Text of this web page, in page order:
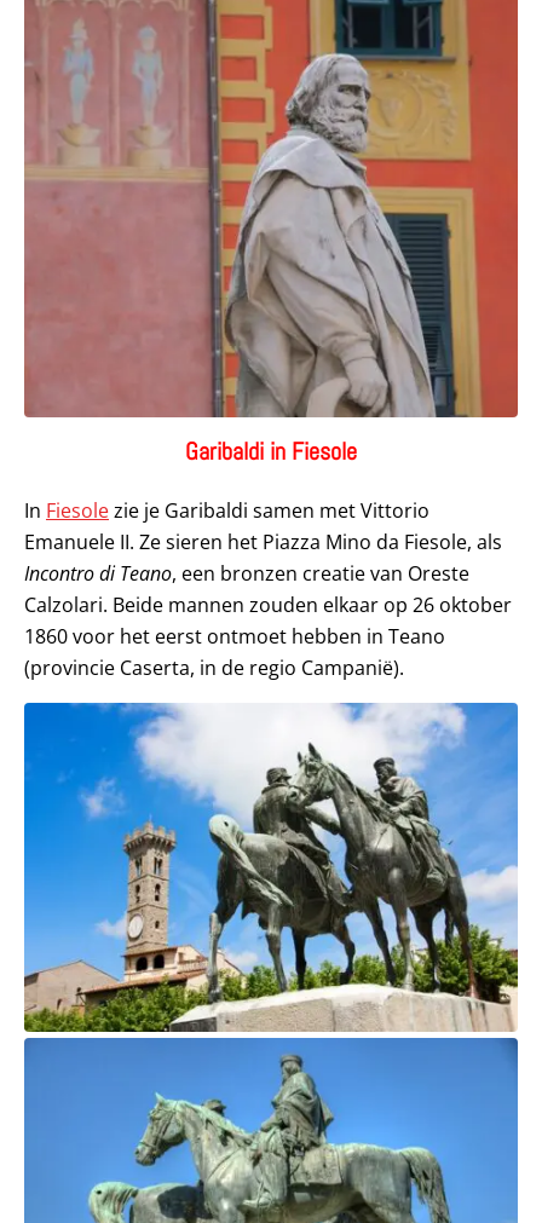
Garibaldi in Fiesole
In Fiesolezie je Garibaldi samen met Vittorio
Emanuele II. Ze sieren het Piazza Mino da Fiesole, als
Incontro di Teano, een bronzen creatie van Oreste
Calzolari. Beide mannen zouden elkaar op 26 oktober
1860 voor het eerst ontmoet hebben in Teano
(provincie Caserta, in de regio Campanië).